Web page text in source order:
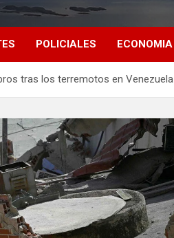
POLICIALES ECONOMIA
tras los terremotos en Venezuela